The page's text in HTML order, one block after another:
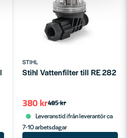
282 - RE 362 PLUS
STIHL
Stihl Vattenfilter till RE 282
485 kr
380 kr
Leveranstid ifrån leverantör ca
7-10 arbetsdagar